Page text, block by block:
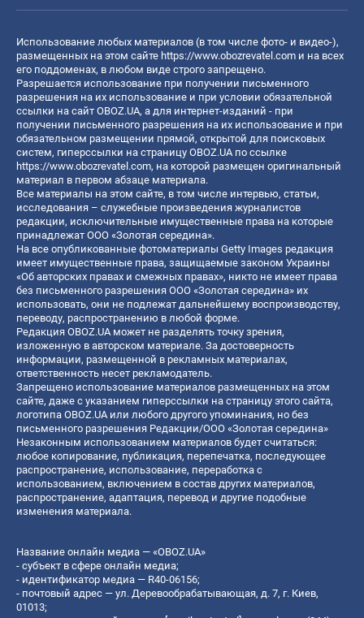
Использование любых материалов (в том числе фото- и видео-),
размещенных на этом сайте https://www.obozrevatel.com и на всех
его поддоменах, в любом виде строго запрещено.
Разрешается использование при получении письменного
разрешения на их использование и при условии обязательной
ссылки на сайт OBOZ.UA, а для интернет-изданий - при
получении письменного разрешения на их использование и при
обязательном размещении прямой, открытой для поисковых
систем, гиперссылки на страницу OBOZ.UA по ссылке
https://www.obozrevatel.com, на которой размещен оригинальный
материал в первом абзаце материала.
Все материалы на этом сайте, в том числе интервью, статьи,
исследования – служебные произведения журналистов
редакции, исключительные имущественные права на которые
принадлежат ООО «Золотая середина».
На все опубликованные фотоматериалы Getty Images редакция
имеет имущественные права, защищаемые законом Украины
«Об авторских правах и смежных правах», никто не имеет права
без письменного разрешения ООО «Золотая середина» их
использовать, они не подлежат дальнейшему воспроизводству,
переводу, распространению в любой форме.
Редакция OBOZ.UA может не разделять точку зрения,
изложенную в авторском материале. За достоверность
информации, размещенной в рекламных материалах,
ответственность несет рекламодатель.
Запрещено использование материалов размещенных на этом
сайте, даже с указанием гиперссылки на страницу этого сайта,
логотипа OBOZ.UA или любого другого упоминания, но без
письменного разрешения Редакции/ООО «Золотая середина»
Незаконным использованием материалов будет считаться:
любое копирование, публикация, перепечатка, последующее
распространение, использование, переработка с
использованием, включением в состав других материалов,
распространение, адаптация, перевод и другие подобные
изменения материала.
Название онлайн медиа — «OBOZ.UA»
- субъект в сфере онлайн медиа;
- идентификатор медиа — R40-06156;
- почтовый адрес — ул. Деревообрабатывающая, д. 7, г. Киев,
01013;